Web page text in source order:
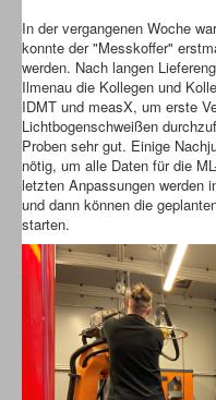
In der vergangenen Woche
konnte der "Messkoffer"
werden. Nach langen
Ilmenau die Kollegen und
IDMT und measX, um erste
Lichtbogenschweißen
Proben sehr gut. Einige
nötig, um alle Daten für die
letzten Anpassungen werden
und dann können die
starten.